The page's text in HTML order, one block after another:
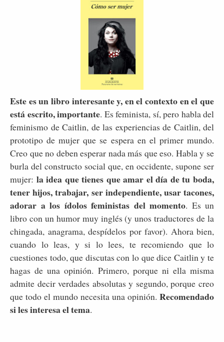
Este es un libro interesante y, en el contexto en el que
está escrito, importante. Es feminista, sí, pero habla del
feminismo de Caitlin, de las experiencias de Caitlin, del
prototipo de mujer que se espera en el primer mundo.
Creo que no deben esperar nada más que eso. Habla y se
burla del constructo social que, en occidente, supone ser
mujer: la idea que tienes que amar el día de tu boda,
tener hijos, trabajar, ser independiente, usar tacones,
adorar a los ídolos feministas del momento. Es un
libro con un humor muy inglés (y unos traductores de la
chingada, anagrama, despídelos por favor). Ahora bien,
cuando lo leas, y si lo lees, te recomiendo que lo
cuestiones todo, que discutas con lo que dice Caitlin y te
hagas de una opinión. Primero, porque ni ella misma
admite decir verdades absolutas y segundo, porque creo
que todo el mundo necesita una opinión. Recomendado
si les interesa el tema.